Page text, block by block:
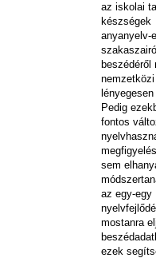
az iskolai
anyanyelv-
Pedig
fontos
sem
az egy-
mostanra
ezek